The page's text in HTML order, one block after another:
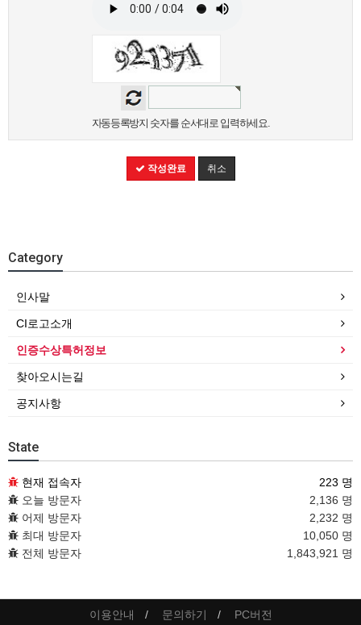
자동등록방지 숫자를 순서대로 입력하세요.
작성완료 취소
Category
인사말
CI로고소개
인증수상특허정보
찾아오시는길
공지사항
State
현재 접속자
223 명
오늘 방문자
2,136 명
어제 방문자
2,232 명
최대 방문자
10,050 명
전체 방문자
1,843,921 명
이용안내 문의하기 PC버전